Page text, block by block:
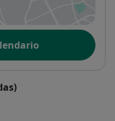
en una nueva